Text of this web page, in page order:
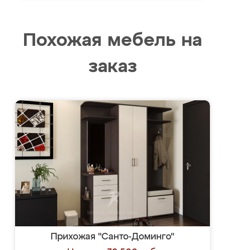
Похожая мебель на
заказ
Прихожая "Санто-Доминго"